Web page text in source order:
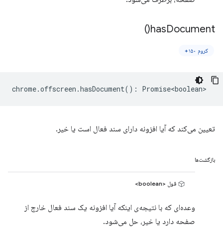
hasDocument(
)
کروم ۱۵۰+
chrome.offscreen .hasDocument() : Promise<boolean>
تعیین می‌کند که آیا افزونه دارای سند فعال است یا خیر.
بازگشت‌ها
قول <boolean>
وعده‌ای که با نتیجه‌ی اینکه آیا افزونه یک سند فعال خارج از
صفحه دارد یا خیر، حل می‌شود.